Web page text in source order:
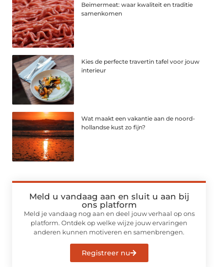
Beimermeat: waar kwaliteit en traditie
samenkomen
Kies de perfecte travertin tafel voor jouw
interieur
Wat maakt een vakantie aan de noord-
hollandse kust zo fijn?
Meld u vandaag aan en sluit u aan bij
ons platform
Meld je vandaag nog aan en deel jouw verhaal op ons
platform. Ontdek op welke wijze jouw ervaringen
anderen kunnen motiveren en samenbrengen.
Registreer nu